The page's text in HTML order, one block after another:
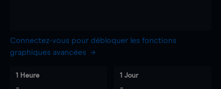
Connectez-vous pour débloquer les fonctions
graphiques avancées
1 Heure 1 Jour